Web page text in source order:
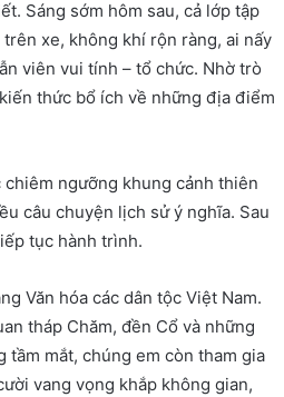
Sáng sớm hôm sau, cả lớp tập
xe, không khí rộn ràng, ai nấy
viên vui tính – tổ chức. Nhờ trò
thức bổ ích về những địa điểm
ngưỡng khung cảnh thiên
câu chuyện lịch sử ý nghĩa. Sau
tục hành trình.
Văn hóa các dân tộc Việt Nam.
tháp Chăm, đền Cổ và những
tầm mắt, chúng em còn tham gia
vang vọng khắp không gian,